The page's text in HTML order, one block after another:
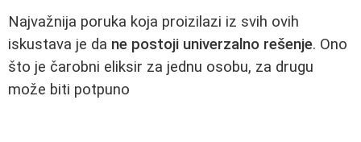
Najvažnija poruka koja proizilazi iz svih ovih
iskustava je da ne postoji univerzalno rešenje. Ono
što je čarobni eliksir za jednu osobu, za drugu
može biti potpuno